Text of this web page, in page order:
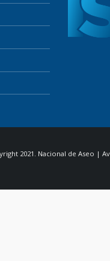
2021. Nacional de Aseo |